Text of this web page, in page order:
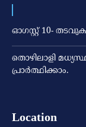
ഓഗസ്റ്റ് 10-
തൊഴിലാളി
പ്രാര്‍ത്ഥിക്കാം.
Location